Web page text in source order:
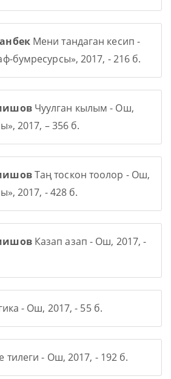
Мени тандаган кесип -
бумресурсы», 2017, - 216 б.
Чуулган кылым - Ош,
2017, – 356 б.
Таң тоскон тоолор - Ош,
2017, - 428 б.
Казап азап - Ош, 2017, -
- Ош, 2017, - 55 б.
тилеги - Ош, 2017, - 192 б.